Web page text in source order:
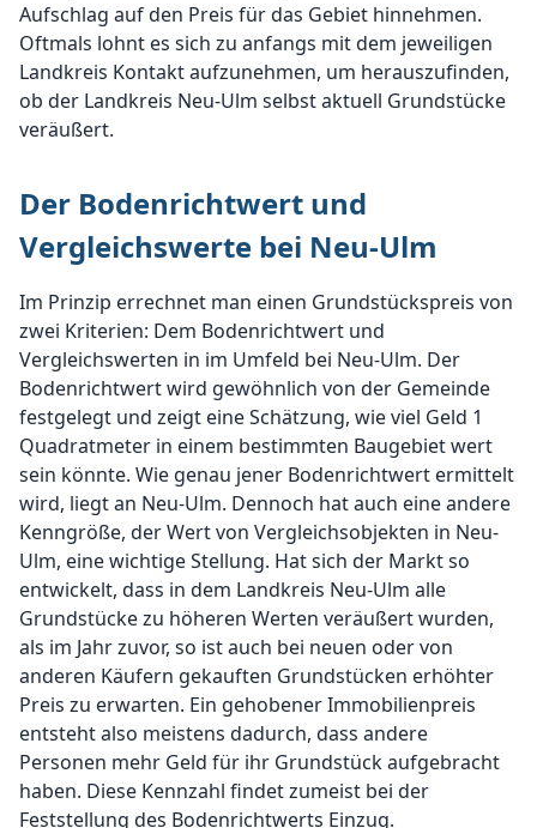
Aufschlag auf den Preis für das Gebiet hinnehmen.
Oftmals lohnt es sich zu anfangs mit dem jeweiligen
Landkreis Kontakt aufzunehmen, um herauszufinden,
ob der Landkreis Neu-Ulm selbst aktuell Grundstücke
veräußert.
Der Bodenrichtwert und
Vergleichswerte bei Neu-Ulm
Im Prinzip errechnet man einen Grundstückspreis von
zwei Kriterien: Dem Bodenrichtwert und
Vergleichswerten in im Umfeld bei Neu-Ulm. Der
Bodenrichtwert wird gewöhnlich von der Gemeinde
festgelegt und zeigt eine Schätzung, wie viel Geld 1
Quadratmeter in einem bestimmten Baugebiet wert
sein könnte. Wie genau jener Bodenrichtwert ermittelt
wird, liegt an Neu-Ulm. Dennoch hat auch eine andere
Kenngröße, der Wert von Vergleichsobjekten in Neu-
Ulm, eine wichtige Stellung. Hat sich der Markt so
entwickelt, dass in dem Landkreis Neu-Ulm alle
Grundstücke zu höheren Werten veräußert wurden,
als im Jahr zuvor, so ist auch bei neuen oder von
anderen Käufern gekauften Grundstücken erhöhter
Preis zu erwarten. Ein gehobener Immobilienpreis
entsteht also meistens dadurch, dass andere
Personen mehr Geld für ihr Grundstück aufgebracht
haben. Diese Kennzahl findet zumeist bei der
Feststellung des Bodenrichtwerts Einzug.